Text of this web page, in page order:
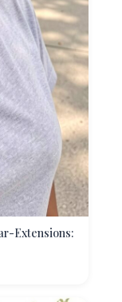
Extensions: